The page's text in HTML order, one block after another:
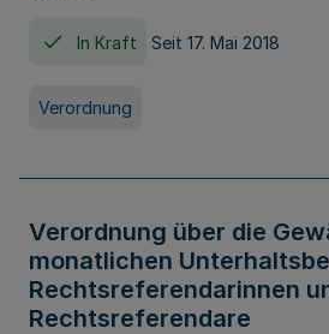
In Kraft Seit 17. Mai 2018
Verordnung
Verordnung über die
monatlichen
Rechtsreferendarinnen
Rechtsreferendare